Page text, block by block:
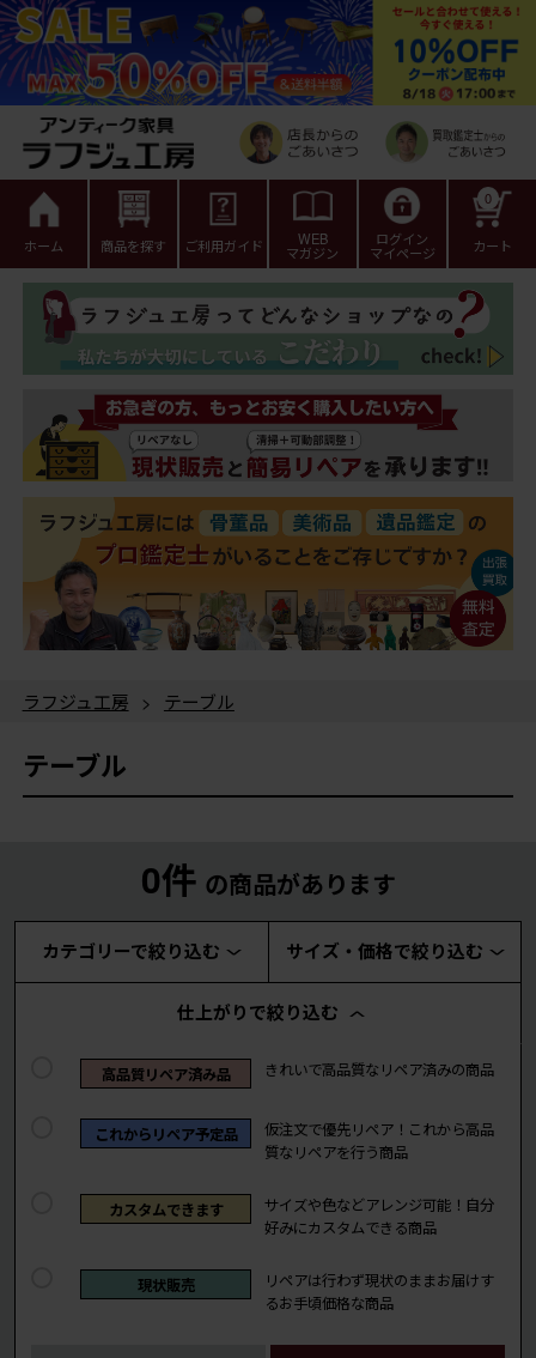
ホーム 商品を探す ご利用ガイド WEB
マガジン
ログイン
マイページ カート
0
ラフジュ工房 > テーブル
テーブル
0件 の商品があります
カテゴリーで絞り込む サイズ・価格で絞り込む
仕上がりで絞り込む
高品質リペア済み品 きれいで高品質なリペア済みの商品
これからリペア予定品
仮注文で優先リペア！これから高品
質なリペアを行う商品
カスタムできます
サイズや色などアレンジ可能！自分
好みにカスタムできる商品
現状販売
リペアは行わず現状のままお届けす
るお手頃価格な商品